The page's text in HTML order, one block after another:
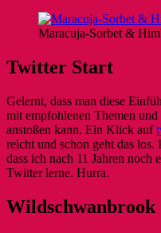
Maracuja-Sorbet &
Twitter Start
Gelernt, dass man diese
mit empfohlenen Themen und
anstoßen kann. Ein Klick auf
reicht und schon geht das los.
dass ich nach 11 Jahren noch
Twitter lerne. Hurra.
Wildschwanbrook